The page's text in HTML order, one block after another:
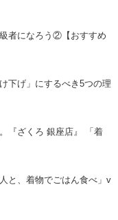
者になろう②【おすすめ
下げ」にするべき5つの理
『ざくろ 銀座店』 「着
と、着物でごはん食べ」v